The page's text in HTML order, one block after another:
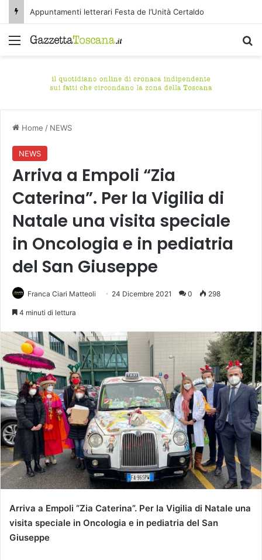
Appuntamenti letterari Festa de l’Unità Certaldo
Menu
Home / NEWS
NEWS
Arriva a Empoli “Zia
Caterina”. Per la Vigilia di
Natale una visita speciale
in Oncologia e in pediatria
del San Giuseppe
Franca Ciari Matteoli 24 Dicembre 2021 0 298
4 minuti di lettura
Arriva a Empoli “Zia Caterina”. Per la Vigilia di Natale una
visita speciale in Oncologia e in pediatria del San
Giuseppe